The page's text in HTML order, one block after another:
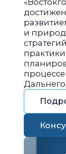
и
практики